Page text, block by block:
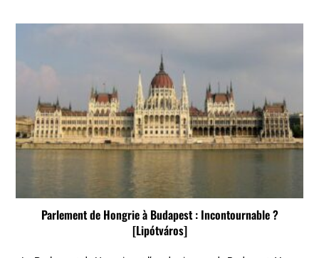
Parlement de Hongrie à Budapest : Incontournable ?
[Lipótváros]